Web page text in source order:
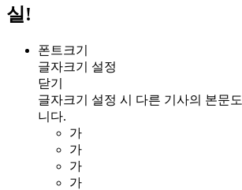
실!
폰트크기
글자크기 설정
닫기
글자크기 설정 시 다른 기사의 본문
니다.
가
가
가
가